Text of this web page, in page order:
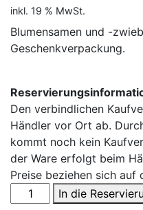
inkl. 19 % MwSt.
Blumensamen und -
Geschenkverpackung.
Den verbindlichen
Händler vor Ort ab.
kommt noch kein
der Ware erfolgt beim
Preise beziehen sich auf
In die